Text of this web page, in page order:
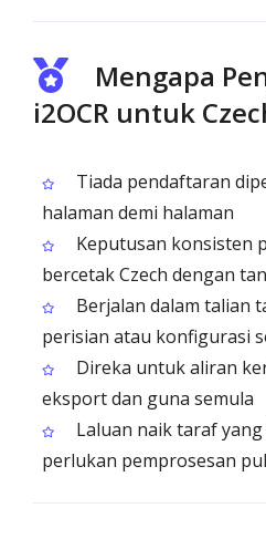
Mengapa
i2OCR untuk
Tiada pendaftaran
halaman demi halaman
Keputusan konsisten
bercetak Czech dengan
Berjalan dalam talian
perisian atau konfigurasi
Direka untuk aliran
eksport dan guna semula
Laluan naik taraf
perlukan pemprosesan